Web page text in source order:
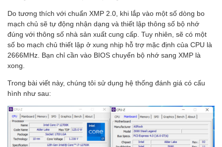
Do tương thích với chuẩn XMP 2.0, khi lắp vào một số dòng bo
mạch chủ sẽ tự động nhận dạng và thiết lập thông số bộ nhớ
đúng với thông số nhà sản xuất cung cấp. Tuy nhiên, sẽ có một
số bo mạch chủ thiết lập ở xung nhịp hỗ trợ mặc định của CPU là
2666MHz. Bạn chỉ cần vào BIOS chuyển bộ nhớ sang XMP là
xong.
Trong bài viết này, chúng tôi sử dụng hệ thống đánh giá có cấu
hình như sau: